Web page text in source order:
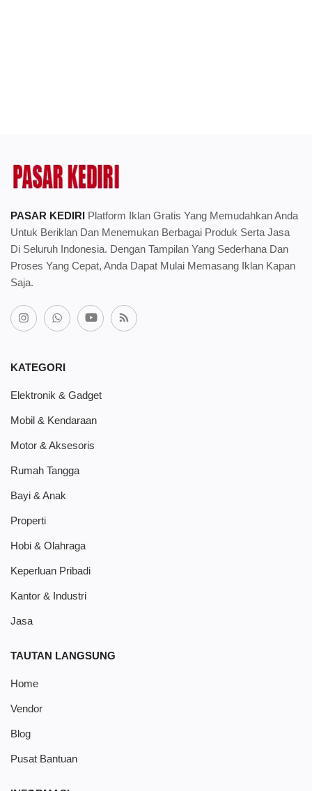
PASAR KEDIRI Platform Iklan Gratis Yang Memudahkan Anda
Untuk Beriklan Dan Menemukan Berbagai Produk Serta Jasa
Di Seluruh Indonesia. Dengan Tampilan Yang Sederhana Dan
Proses Yang Cepat, Anda Dapat Mulai Memasang Iklan Kapan
Saja.
KATEGORI
Elektronik & Gadget
Mobil & Kendaraan
Motor & Aksesoris
Rumah Tangga
Bayi & Anak
Properti
Hobi & Olahraga
Keperluan Pribadi
Kantor & Industri
Jasa
TAUTAN LANGSUNG
Home
Vendor
Blog
Pusat Bantuan